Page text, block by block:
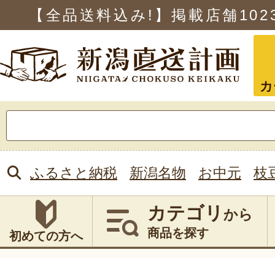
【全品送料込み!】掲載店舗
索:
ふるさと納税 新潟名物 お中元 枝
初めての方へ
カテゴリ から
商品を探す